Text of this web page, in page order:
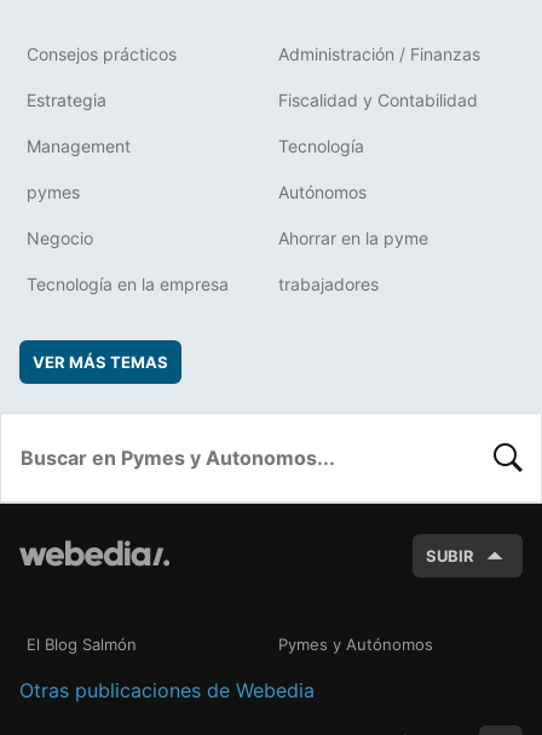
Consejos prácticos Administración / Finanzas
Estrategia Fiscalidad y Contabilidad
Management Tecnología
pymes Autónomos
Negocio Ahorrar en la pyme
Tecnología en la empresa trabajadores
VER MÁS TEMAS
SUBIR
El Blog Salmón Pymes y Autónomos
Otras publicaciones de Webedia